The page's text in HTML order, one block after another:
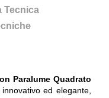
Tecnica
Paralume Quadrato
ed elegante,